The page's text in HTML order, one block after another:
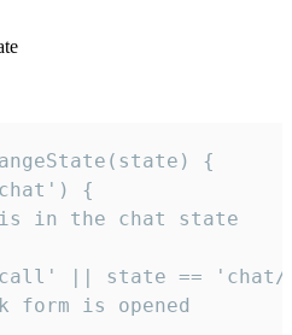
{
{
in the chat state
|| state ==
form is opened